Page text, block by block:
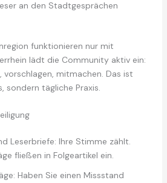
an den Stadtgesprächen
funktionieren nur mit
lädt die Community aktiv ein:
vorschlagen, mitmachen. Das ist
sondern tägliche Praxis.
Leserbriefe: Ihre Stimme zählt.
fließen in Folgeartikel ein.
Haben Sie einen Missstand